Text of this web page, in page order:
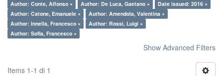
Author: Conte, Alfonso ×
Author: De Luca, Gaetano ×
Date issued: 2016 ×
Author: Catone, Emanuele ×
Author: Amendola, Valentina ×
Author: Innella, Francesco ×
Author: Rossi, Luigi ×
Author: Sofia, Francesco ×
Show Advanced Filters
Items 1-1 di 1